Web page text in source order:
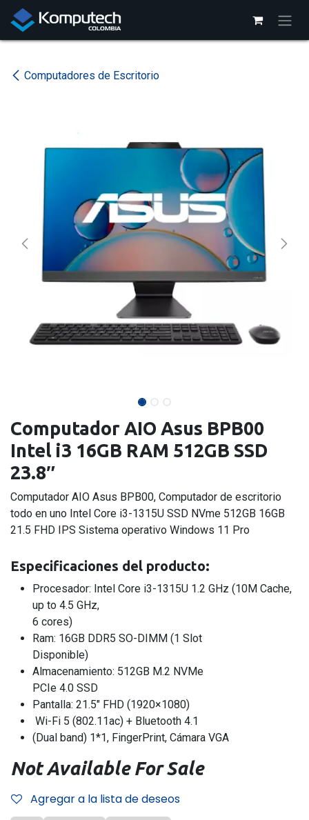
Ir al contenido
Computadores de Escritorio
Computador AIO Asus BPB00
Intel i3 16GB RAM 512GB SSD
23.8″
Computador AIO Asus BPB00, Computador de escritorio
todo en uno Intel Core i3-1315U SSD NVme 512GB 16GB
21.5 FHD IPS Sistema operativo Windows 11 Pro
Especificaciones del producto:
Procesador: Intel Core i3-1315U 1.2 GHz (10M Cache,
up to 4.5 GHz,
6 cores)
Ram: 16GB DDR5 SO-DIMM (1 Slot
Disponible)
Almacenamiento: 512GB M.2 NVMe
PCIe 4.0 SSD
Pantalla: 21.5″ FHD (1920×1080)
Wi-Fi 5 (802.11ac) + Bluetooth 4.1
(Dual band) 1*1, FingerPrint, Cámara VGA
Not Available For Sale
Agregar a la lista de deseos